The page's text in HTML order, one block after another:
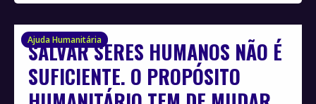
Ajuda Humanitária
SALVAR SERES HUMANOS NÃO É
SUFICIENTE. O PROPÓSITO